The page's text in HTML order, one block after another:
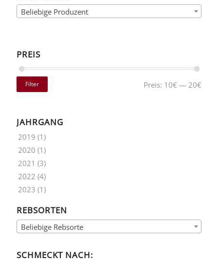
Beliebige Produzent
PREIS
Filter Preis: 10€ — 20€
JAHRGANG
2019 (1)
2020 (1)
2021 (3)
2022 (4)
2023 (1)
REBSORTEN
Beliebige Rebsorte
SCHMECKT NACH: